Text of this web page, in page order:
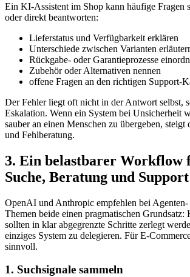
Ein KI-Assistent im Shop kann häufige Fragen
oder direkt beantworten:
Lieferstatus und Verfügbarkeit erklären
Unterschiede zwischen Varianten
Rückgabe- oder Garantieprozesse
Zubehör oder Alternativen nennen
offene Fragen an den richtigen Support-
Der Fehler liegt oft nicht in der Antwort selbst,
Eskalation. Wenn ein System bei Unsicherheit
sauber an einen Menschen zu übergeben,
und Fehlberatung.
3. Ein belastbarer
Suche, Beratung und Support
OpenAI und Anthropic empfehlen bei
Themen beide einen pragmatischen
sollten in klar abgegrenzte Schritte zerlegt
einziges System zu delegieren. Für E-
sinnvoll.
1. Suchsignale sammeln